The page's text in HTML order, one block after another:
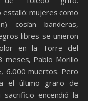
estalló: mujeres como
cosían banderas,
libres se unieron
en la Torre del
meses, Pablo Morillo
6.000 muertos. Pero
el último grano de
encendió la